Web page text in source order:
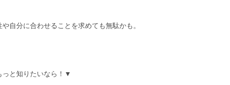
自分に合わせることを求めても無駄かも。
っと知りたいなら！▼